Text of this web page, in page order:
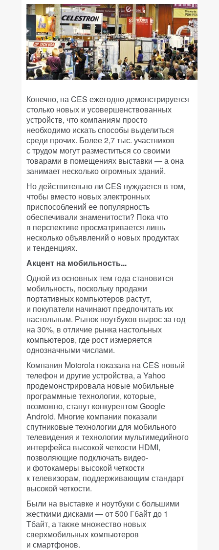
Конечно, на CES ежегодно демонстрируется
столько новых и усовершенствованных
устройств, что компаниям просто
необходимо искать способы выделиться
среди прочих. Более 2,7 тыс. участников
с трудом могут разместиться со своими
товарами в помещениях выставки — а она
занимает несколько огромных зданий.
Но действительно ли CES нуждается в том,
чтобы вместо новых электронных
приспособлений ее популярность
обеспечивали знаменитости? Пока что
в перспективе просматривается лишь
несколько объявлений о новых продуктах
и тенденциях.
Акцент на мобильность...
Одной из основных тем года становится
мобильность, поскольку продажи
портативных компьютеров растут,
и покупатели начинают предпочитать их
настольным. Рынок ноутбуков вырос за год
на 30%, в отличие рынка настольных
компьютеров, где рост измеряется
однозначными числами.
Компания Motorola показала на CES новый
телефон и другие устройства, а Yahoo
продемонстрировала новые мобильные
программные технологии, которые,
возможно, станут конкурентом Google
Android. Многие компании показали
спутниковые технологии для мобильного
телевидения и технологии мультимедийного
интерфейса высокой четкости HDMI,
позволяющие подключать видео-
и фотокамеры высокой четкости
к телевизорам, поддерживающим стандарт
высокой четкости.
Были на выставке и ноутбуки с большими
жесткими дисками — от 500 Гбайт до 1
Тбайт, а также множество новых
сверхмобильных компьютеров
и смартфонов.